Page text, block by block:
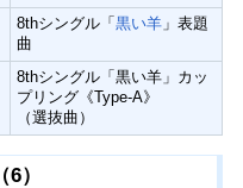
8thシングル「 黒い羊」表題
曲
8thシングル「黒い羊」カッ
プリング《Type-A》
（選抜曲）
6）